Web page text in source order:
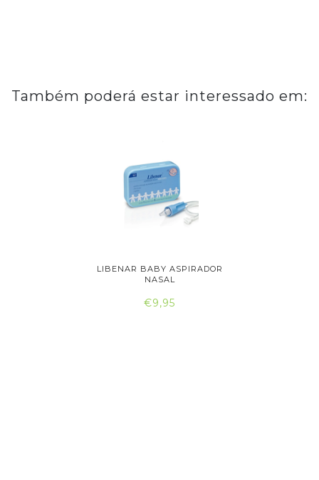
Também poderá estar interessado em:
LIBENAR BABY ASPIRADOR
NASAL
€9,95